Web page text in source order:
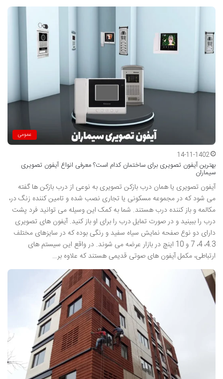
عمومی
14-11-1402
بهترین آیفون تصویری برای ساختمان کدام است؟ معرفی انواع آیفون تصویری
سیماران
آیفون تصویری یا همان درب بازکن تصویری به نوعی از درب بازکن ها گفته
می شود که در مجموعه مسکونی یا تجاری نصب شده و تامین کننده زنگ در،
مکالمه و باز کننده درب هستند. شما به کمک این وسیله می توانید فرد پشت
درب را ببینید و در صورت تمایل درب را برای او باز کنید. آیفون های تصویری
دارای دو نوع صفحه نمایش سیاه سفید و رنگی بوده که در سایزهای مختلف
4.3، 4، 7 و 10 اینچ در بازار عرضه می شوند. در واقع این سیستم های
ارتباطی، مکمل آیفون های صوتی قدیمی هستند که علاوه بر…